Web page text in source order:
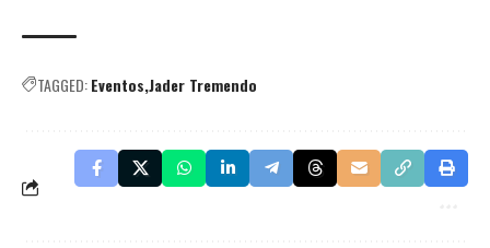
TAGGED:Eventos Jader Tremendo